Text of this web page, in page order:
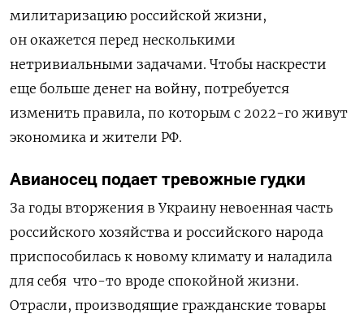
милитаризацию российской жизни,
он окажется перед несколькими
нетривиальными задачами. Чтобы наскрести
еще больше денег на войну, потребуется
изменить правила, по которым с 2022-го живут
экономика и жители РФ.
Авианосец подает тревожные гудки
За годы вторжения в Украину невоенная часть
российского хозяйства и российского народа
приспособилась к новому климату и наладила
для себя что-то вроде спокойной жизни.
Отрасли, производящие гражданские товары